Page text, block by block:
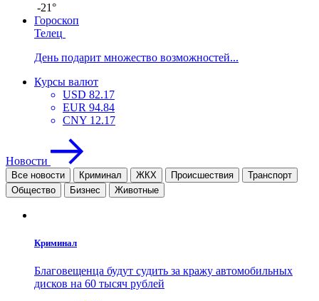
-21°
Гороскоп
Телец
День подарит множество возможностей...
Курсы валют
USD 82.17
EUR 94.84
CNY 12.17
Новости
Все новости Криминал ЖКХ Проиcшествия
Транспорт
Общество
Бизнес Животные
Криминал
Благовещенца будут судить за кражу автомобильных
дисков на 60 тысяч рублей